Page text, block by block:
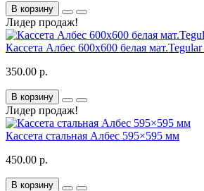
В корзину
Лидер продаж!
Кассета Албес 600x600 белая
350.00 р.
В корзину
Лидер продаж!
Кассета стальная Албес 595×595 мм
450.00 р.
В корзину